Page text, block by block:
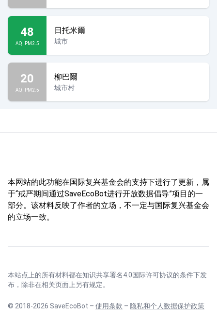
48
AQI PM2.5
日托米爾
城市
20
AQI PM2.5
柳巴爾
城市村
本网站的此功能在国际复兴基金会的支持下进行了更新，属
于“戒严期间通过SaveEcoBot进行开放数据倡导”项目的一
部分。该材料反映了作者的立场，不一定与国际复兴基金会
的立场一致。
本站点上的所有材料都在知识共享署名4.0国际许可协议的条件下发
布，除非在相关页面上另有规定。
© 2018-2026 SaveEcoBot – 使用条款 – 隐私和个人数据保护政策